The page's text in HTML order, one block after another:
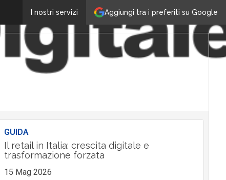
Aggiungi tra i preferiti su Google
I nostri servizi
GUIDA
Il retail in Italia: crescita digitale e
trasformazione forzata
15 Mag 2026